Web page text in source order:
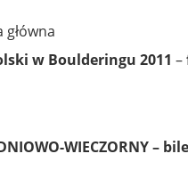
główna
w Boulderingu 2011 –
WIECZORNY –